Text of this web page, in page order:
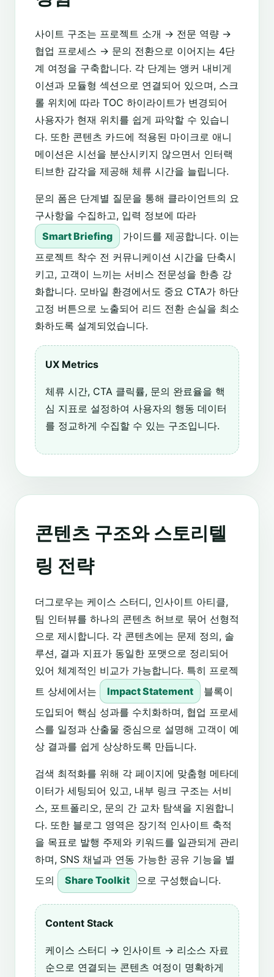
사이트 구조는 프로젝트 소개 → 전문 역량 →
협업 프로세스 → 문의 전환으로 이어지는 4단
계 여정을 구축합니다. 각 단계는 앵커 내비게
이션과 모듈형 섹션으로 연결되어 있으며, 스크
롤 위치에 따라 TOC 하이라이트가 변경되어
사용자가 현재 위치를 쉽게 파악할 수 있습니
다. 또한 콘텐츠 카드에 적용된 마이크로 애니
메이션은 시선을 분산시키지 않으면서 인터랙
티브한 감각을 제공해 체류 시간을 늘립니다.
문의 폼은 단계별 질문을 통해 클라이언트의 요
구사항을 수집하고, 입력 정보에 따라
Smart Briefing
가이드를 제공합니다. 이는
프로젝트 착수 전 커뮤니케이션 시간을 단축시
키고, 고객이 느끼는 서비스 전문성을 한층 강
화합니다. 모바일 환경에서도 중요 CTA가 하단
고정 버튼으로 노출되어 리드 전환 손실을 최소
화하도록 설계되었습니다.
UX Metrics
체류 시간, CTA 클릭률, 문의 완료율을 핵
심 지표로 설정하여 사용자의 행동 데이터
를 정교하게 수집할 수 있는 구조입니다.
콘텐츠 구조와 스토리텔
링 전략
더그로우는 케이스 스터디, 인사이트 아티클,
팀 인터뷰를 하나의 콘텐츠 허브로 묶어 선형적
으로 제시합니다. 각 콘텐츠에는 문제 정의, 솔
루션, 결과 지표가 동일한 포맷으로 정리되어
있어 체계적인 비교가 가능합니다. 특히 프로젝
트 상세에서는
Impact Statement
블록이
도입되어 핵심 성과를 수치화하며, 협업 프로세
스를 일정과 산출물 중심으로 설명해 고객이 예
상 결과를 쉽게 상상하도록 만듭니다.
검색 최적화를 위해 각 페이지에 맞춤형 메타데
이터가 세팅되어 있고, 내부 링크 구조는 서비
스, 포트폴리오, 문의 간 교차 탐색을 지원합니
다. 또한 블로그 영역은 장기적 인사이트 축적
을 목표로 발행 주제와 키워드를 일관되게 관리
하며, SNS 채널과 연동 가능한 공유 기능을 별
도의
Share Toolkit 으로 구성했습니다.
Content Stack
케이스 스터디 → 인사이트 → 리소스 자료
순으로 연결되는 콘텐츠 여정이 명확하게